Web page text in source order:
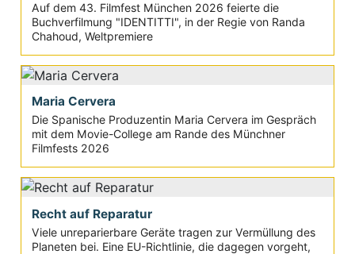
Auf dem 43. Filmfest München 2026 feierte die
Buchverfilmung "IDENTITTI", in der Regie von Randa
Chahoud, Weltpremiere
Maria Cervera
Die Spanische Produzentin Maria Cervera im Gespräch
mit dem Movie-College am Rande des Münchner
Filmfests 2026
Recht auf Reparatur
Viele unreparierbare Geräte tragen zur Vermüllung des
Planeten bei. Eine EU-Richtlinie, die dagegen vorgeht,